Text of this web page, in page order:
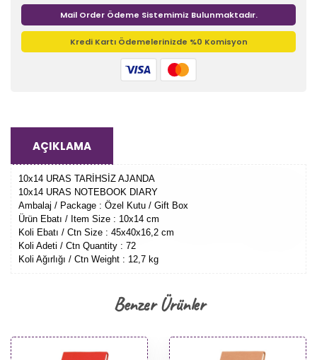
Mail Order Ödeme Sistemimiz Bulunmaktadır.
Kredi Kartı Ödemelerinizde %0 Komisyon
AÇIKLAMA
10x14 URAS TARİHSİZ AJANDA
10x14 URAS NOTEBOOK DIARY
Ambalaj / Package : Özel Kutu / Gift Box
Ürün Ebatı / Item Size : 10x14 cm
Koli Ebatı / Ctn Size : 45x40x16,2 cm
Koli Adeti / Ctn Quantity : 72
Koli Ağırlığı / Ctn Weight : 12,7 kg
Benzer Ürünler